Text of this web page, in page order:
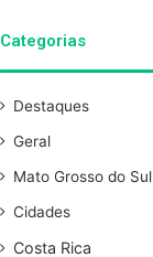
Categorias
Destaques
Geral
Mato Grosso do Sul
Cidades
Costa Rica